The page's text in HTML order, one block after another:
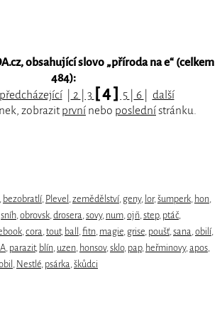
obsahující slovo „příroda na e“ (celkem
484):
předcházející| 2 3 [ 4 ] 5 6
další
zobrazitprvní nebo poslednístránku.
, bezobratlí, Plevel ,zemědělství, geny, lor,šumperk, hon,
sníh,obrovsk,drosera,sovy, num,ojñ,step, ptáč,
,cora,tout, ball ,fitn, magie, grise, poušť,sana,obilí,
, parazit, blín, uzen, honsov,sklo, pap, heřminovy,apos,
, Nestlé, psárka,škůdci